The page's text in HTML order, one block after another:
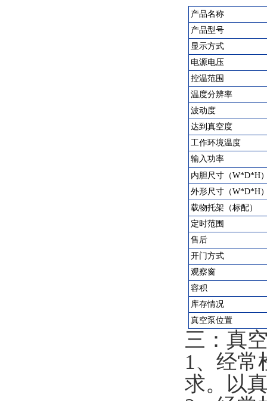
产品名称
产品型号
显示方式
电源电压
控温范围
温度分辨率
波动度
达到真空度
工作环境温度
输入功率
内胆尺寸（W*D*H
外形尺寸（W*D*H
载物托架（标配）
定时范围
售后
开门方式
观察窗
容积
库存情况
真空泵位置
三：真
1、经常
求。以